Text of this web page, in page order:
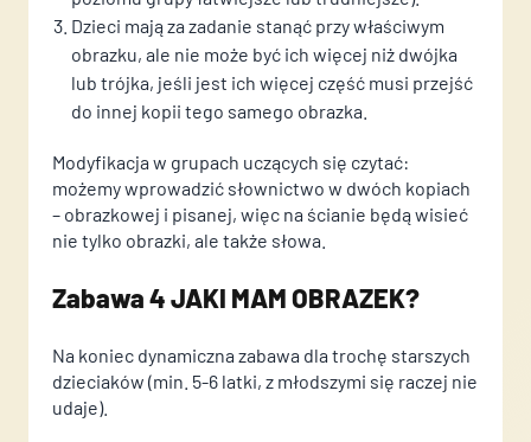
Dzieci mają za zadanie stanąć przy właściwym
obrazku, ale nie może być ich więcej niż dwójka
lub trójka, jeśli jest ich więcej część musi przejść
do innej kopii tego samego obrazka.
Modyfikacja w grupach uczących się czytać:
możemy wprowadzić słownictwo w dwóch kopiach
– obrazkowej i pisanej, więc na ścianie będą wisieć
nie tylko obrazki, ale także słowa.
Zabawa 4 JAKI MAM OBRAZEK?
Na koniec dynamiczna zabawa dla trochę starszych
dzieciaków (min. 5-6 latki, z młodszymi się raczej nie
udaje).
Wyrażam zgodę na przetwarzanie moich danych
osobowych w związku z udzieleniem odpowiedzi na
zapytanie wysłane przez formularz kontaktowy...(
czytaj dalej )
Wyrażam zgodę na przetwarzanie moich danych
osobowych w związku z udzieleniem odpowiedzi na
zapytanie wysłane przez formularz kontaktowy...(
czytaj dalej )